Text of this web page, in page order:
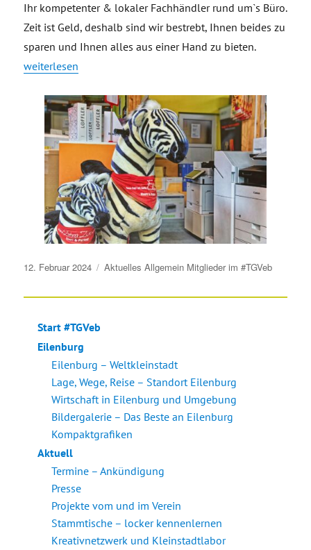
Ihr kompetenter & lokaler Fachhändler rund um`s Büro.
Zeit ist Geld, deshalb sind wir bestrebt, Ihnen beides zu
sparen und Ihnen alles aus einer Hand zu bieten.
„KNORR & PARTNER – Büro- und Kopiersysteme GmbH“
weiterlesen
Veröffentlicht
12. Februar 2024 Aktuelles Allgemein Mitglieder im #TGVeb
Start #TGVeb
Eilenburg
Eilenburg – Weltkleinstadt
Lage, Wege, Reise – Standort Eilenburg
Wirtschaft in Eilenburg und Umgebung
Bildergalerie – Das Beste an Eilenburg
Kompaktgrafiken
Aktuell
Termine – Ankündigung
Presse
Projekte vom und im Verein
Stammtische – locker kennenlernen
Kreativnetzwerk und Kleinstadtlabor